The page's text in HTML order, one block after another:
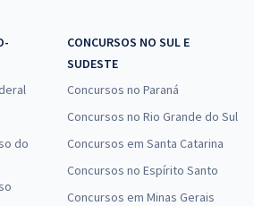
do
CONCURSOS NO SUL E
SUDESTE
Concursos no Paraná
Concursos no Rio Grande do Sul
Concursos em Santa Catarina
Concursos no Espírito Santo
Concursos em Minas Gerais